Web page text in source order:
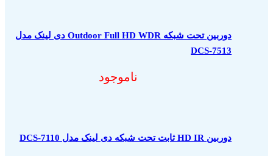
دوربین تحت شبکه Outdoor Full HD WDR دی لینک مدل
DCS-7513
ناموجود
دوربین HD IR ثابت تحت شبکه دی لینک مدل DCS-7110